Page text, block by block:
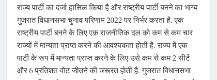
राज्य पार्टी का दर्जा हासिल किया है और राष्ट्रीय पार्टी बनने का भाग्य
गुजरात विधानसभा चुनाव परिणाम 2022 पर निर्भर करता है. एक
राष्ट्रीय पार्टी बनने के लिए एक राजनीतिक दल को कम से कम चार
राज्यों में मान्यता प्राप्त करने की आवश्यकता होती है. राज्य में एक
पार्टी के रूप में मान्यता प्राप्त करने के लिए उसे कम से कम 2 सीटें
और 6 प्रतिशत वोट जीतने की जरूरत होती है. गुजरात विधानसभा